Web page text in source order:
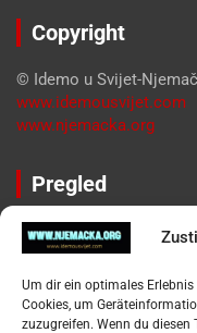
Um dir ein optimales
Cookies, um
zuzugreifen. Wenn du
Copyright
© Idemo u Svijet-
www.idemousvijet.com
www.njemacka.org
Pregled
Impressum
Datenschutzerklärung
Widerufsbelehrung
Oglašavanje / Postavite